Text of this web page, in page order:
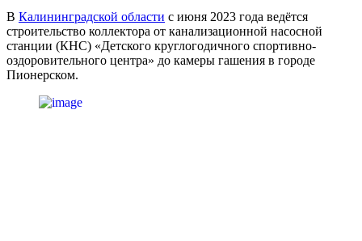
В Калининградской области с июня 2023 года ведётся
строительство коллектора от канализационной насосной
станции (КНС) «Детского круглогодичного спортивно-
оздоровительного центра» до камеры гашения в городе
Пионерском.